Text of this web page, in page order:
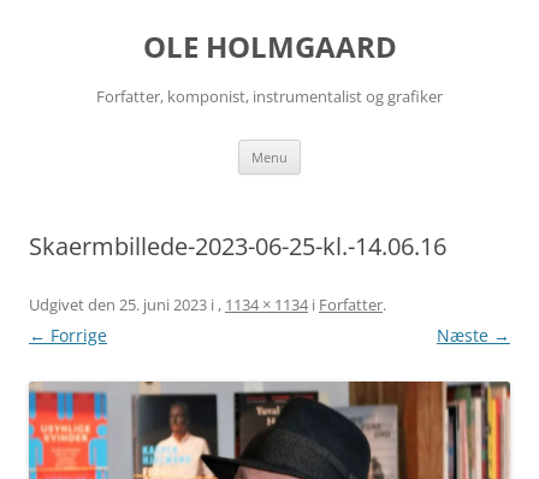
OLE HOLMGAARD
Forfatter, komponist, instrumentalist og grafiker
Menu
Skaermbillede-2023-06-25-kl.-14.06.16
Udgivet den 25. juni 2023 i , 1134 × 1134i Forfatter.
← Forrige Næste →